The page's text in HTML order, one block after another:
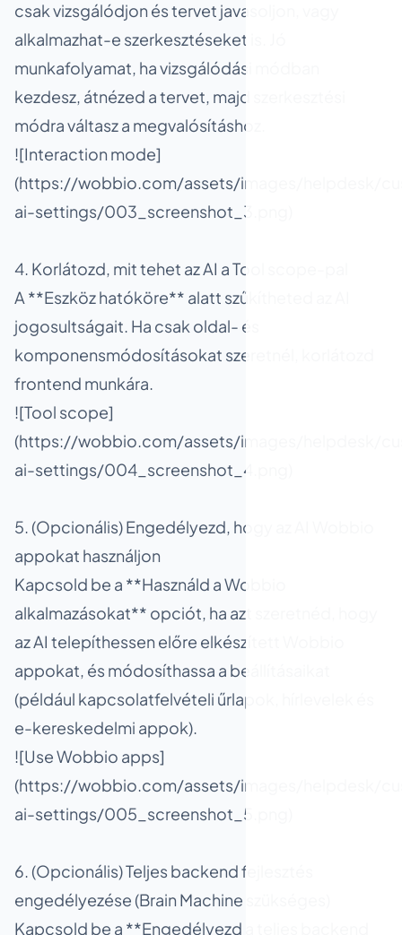
csak vizsgálódjon és tervet javasoljon, vagy
alkalmazhat-e szerkesztéseket is. Jó
munkafolyamat, ha vizsgálódási módban
kezdesz, átnézed a tervet, majd szerkesztési
módra váltasz a megvalósításhoz.
![Interaction mode]
(https://wobbio.com/assets/images/helpdesk/
ai-settings/003_screenshot_3.png)
4. Korlátozd, mit tehet az AI a Tool scope-pal
A **Eszköz hatóköre** alatt szűkítheted az AI
jogosultságait. Ha csak oldal- és
komponensmódosításokat szeretnél, korlátozd
frontend munkára.
![Tool scope]
(https://wobbio.com/assets/images/helpdesk/
ai-settings/004_screenshot_4.png)
5. (Opcionális) Engedélyezd, hogy az AI Wobbio
appokat használjon
Kapcsold be a **Használd a Wobbio
alkalmazásokat** opciót, ha azt szeretnéd, hogy
az AI telepíthessen előre elkészített Wobbio
appokat, és módosíthassa a beállításaikat
(például kapcsolatfelvételi űrlapok, hírlevelek és
e-kereskedelmi appok).
![Use Wobbio apps]
(https://wobbio.com/assets/images/helpdesk/
ai-settings/005_screenshot_5.png)
6. (Opcionális) Teljes backend fejlesztés
engedélyezése (Brain Machine szükséges)
Kapcsold be a **Engedélyezd a teljes backend